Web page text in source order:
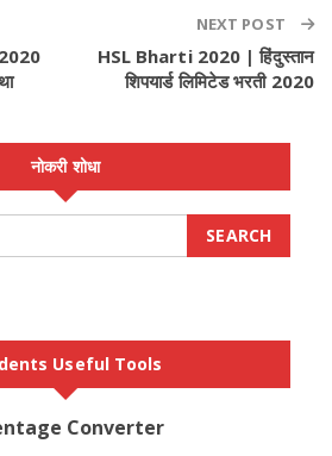
NEXT POST
HSL Bharti 2020 | हिंदुस्तान
शिपयार्ड लिमिटेड भरती 2020
नोकरी शोधा
Useful Tools
Converter